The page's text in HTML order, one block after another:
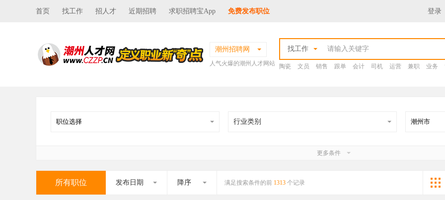
首页 找工作 招人才 近期招聘 求职招聘宝App 免费发布职位 登录
潮州招聘网
人气火爆的潮州人才网站
找工作
陶瓷 文员 销售 跟单 会计 司机 运营 兼职 业务
行业类别
更多条件
所有职位 发布日期 降序 满足搜索条件的前 1313 个记录